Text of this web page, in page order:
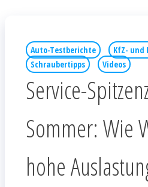
Auto-Testberichte
KfZ- und
Schraubertipps
Videos
Service-
Sommer: Wie
hohe